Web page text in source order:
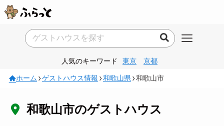
人気のキーワード 東京 京都
ホーム ゲストハウス情報 和歌山県 和歌山市
和歌山市のゲストハウス